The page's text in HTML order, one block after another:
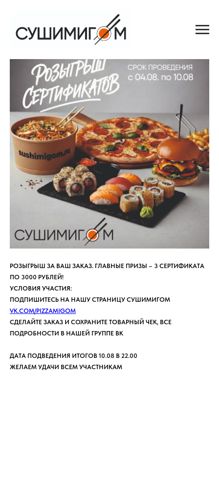
РОЗЫГРЫШ ЗА ВАШ ЗАКАЗ. ГЛАВНЫЕ ПРИЗЫ – 3 СЕРТИФИКАТА
ПО 3000 РУБЛЕЙ!
УСЛОВИЯ УЧАСТИЯ:
ПОДПИШИТЕСЬ НА НАШУ СТРАНИЦУ СУШИМИГОМ
VK.COM/PIZZAMIGOM
СДЕЛАЙТЕ ЗАКАЗ И СОХРАНИТЕ ТОВАРНЫЙ ЧЕК, ВСЕ
ПОДРОБНОСТИ В НАШЕЙ ГРУППЕ ВК
ДАТА ПОДВЕДЕНИЯ ИТОГОВ 10.08 В 22.00
ЖЕЛАЕМ УДАЧИ ВСЕМ УЧАСТНИКАМ